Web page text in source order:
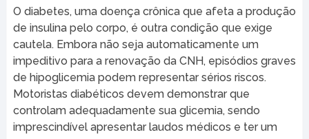
O diabetes, uma doença crônica que afeta a produção
de insulina pelo corpo, é outra condição que exige
cautela. Embora não seja automaticamente um
impeditivo para a renovação da CNH, episódios graves
de hipoglicemia podem representar sérios riscos.
Motoristas diabéticos devem demonstrar que
controlam adequadamente sua glicemia, sendo
imprescindível apresentar laudos médicos e ter um